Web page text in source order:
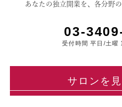
あなたの独立開業を、各分野
03-
受付時間 平日/土
サロンを